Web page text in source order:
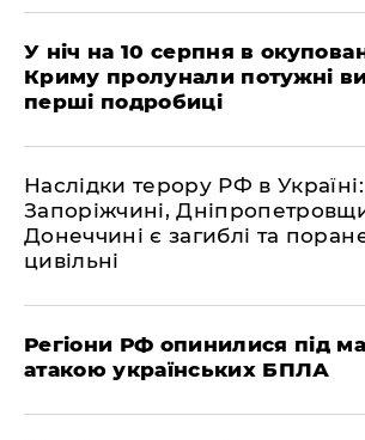
У ніч на 10 серпня в
Криму пролунали потужні
перші подробиці
Наслідки терору РФ в
Запоріжчині,
Донеччині є загиблі та
цивільні
Регіони РФ опинилися під
атакою українських БПЛА